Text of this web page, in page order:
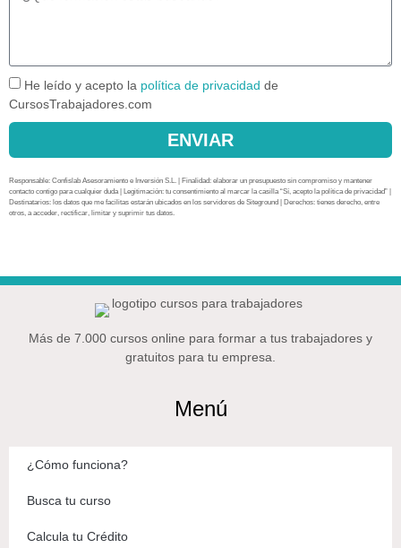
He leído y acepto la política de privacidad de
CursosTrabajadores.com
ENVIAR
Responsable: Confislab Asesoramiento e Inversión S.L. | Finalidad: elaborar un presupuesto sin compromiso y mantener
contacto contigo para cualquier duda | Legitimación: tu consentimiento al marcar la casilla “Sí, acepto la política de privacidad” |
Destinatarios: los datos que me facilitas estarán ubicados en los servidores de Siteground | Derechos: tienes derecho, entre
otros, a acceder, rectificar, limitar y suprimir tus datos.
Más de 7.000 cursos online para formar a tus trabajadores y
gratuitos para tu empresa.
Menú
¿Cómo funciona?
Busca tu curso
Calcula tu Crédito